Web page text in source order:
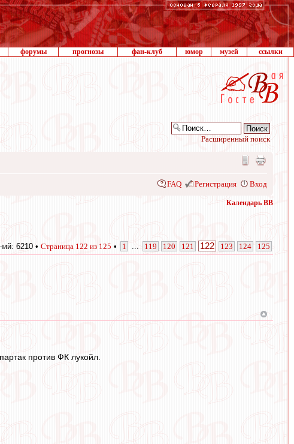
форумы прогнозы фан-клуб юмор музей ссылки
Расширенный поиск
FAQ Регистрация Вход
Календарь ВВ
6210 • Страница 122 из 125 • 1 119 120 121 122 123 124 125
против ФК лукойл.